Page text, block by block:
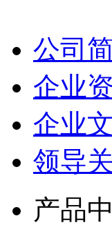
公司
企业
企业
领导
产品